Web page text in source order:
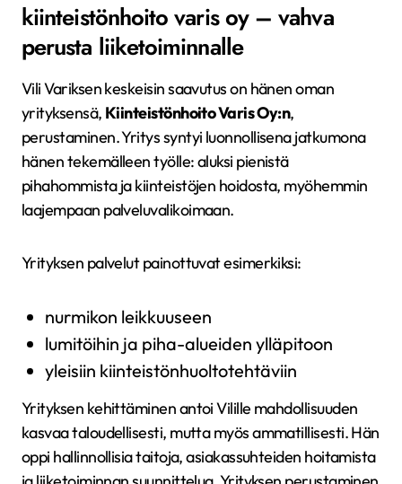
kiinteistönhoito varis oy – vahva
perusta liiketoiminnalle
Vili Variksen keskeisin saavutus on hänen oman
yrityksensä, Kiinteistönhoito Varis Oy:n,
perustaminen. Yritys syntyi luonnollisena jatkumona
hänen tekemälleen työlle: aluksi pienistä
pihahommista ja kiinteistöjen hoidosta, myöhemmin
laajempaan palveluvalikoimaan.
Yrityksen palvelut painottuvat esimerkiksi:
nurmikon leikkuuseen
lumitöihin ja piha-alueiden ylläpitoon
yleisiin kiinteistönhuoltotehtäviin
Yrityksen kehittäminen antoi Vilille mahdollisuuden
kasvaa taloudellisesti, mutta myös ammatillisesti. Hän
oppi hallinnollisia taitoja, asiakassuhteiden hoitamista